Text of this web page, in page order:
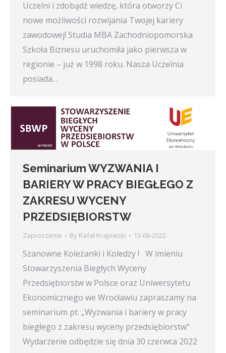
Uczelni i zdobądź wiedzę, która otworzy Ci
nowe możliwości rozwijania Twojej kariery
zawodowej! Studia MBA Zachodniopomorska
Szkoła Biznesu uruchomiła jako pierwsza w
regionie – już w 1998 roku. Nasza Uczelnia
posiada…
Seminarium WYZWANIA I
BARIERY W PRACY BIEGŁEGO Z
ZAKRESU WYCENY
PRZEDSIĘBIORSTW
Zaproszenie By Rafał Krajewski 13-06-2022
Szanowne Koleżanki i Koledzy ! W imieniu
Stowarzyszenia Biegłych Wyceny
Przedsiębiorstw w Polsce oraz Uniwersytetu
Ekonomicznego we Wrocławiu zapraszamy na
seminarium pt. „Wyzwania i bariery w pracy
biegłego z zakresu wyceny przedsiębiorstw”
Wydarzenie odbędzie się dnia 30 czerwca 2022